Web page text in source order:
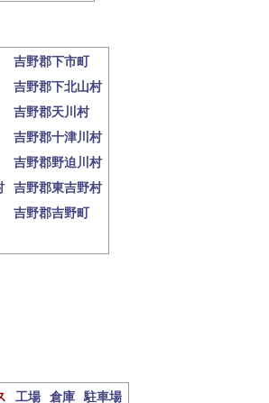
吉野郡下市町
吉野郡下北山村
吉野郡天川村
吉野郡十津川村
吉野郡野迫川村
吉野郡東吉野村
吉野郡吉野町
工場 倉庫 駐車場